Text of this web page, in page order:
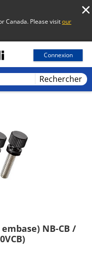
Canada. Please visitour
Connexion
Rechercher
NB-CB /